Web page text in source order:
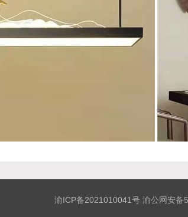
渝ICP备2021010041号渝公网安备